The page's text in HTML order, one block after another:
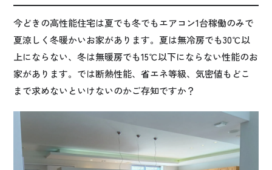
今どきの高性能住宅は夏でも冬でもエアコン1台稼働のみで
夏涼しく冬暖かいお家があります。夏は無冷房でも30℃以
上にならない、冬は無暖房でも15℃以下にならない性能のお
家があります。では断熱性能、省エネ等級、気密値もどこ
まで求めないといけないのかご存知ですか？